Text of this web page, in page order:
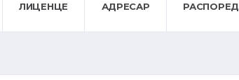
ЛИЦЕНЦЕ АДРЕСАР РАСПОРЕД